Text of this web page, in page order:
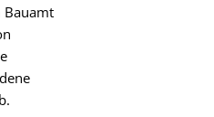
Bauamt